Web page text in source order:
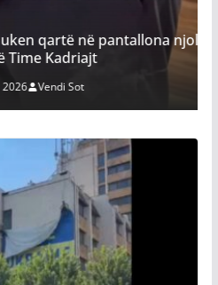
pantallona njollat e